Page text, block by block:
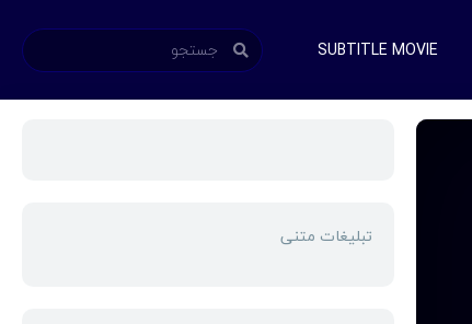
SUBTITLE MOVIE
تبلیغات متنی